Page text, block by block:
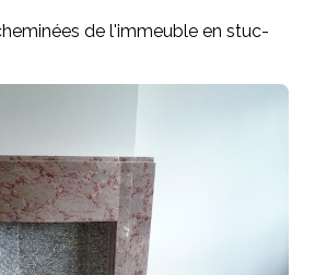
de l'immeuble en stuc-